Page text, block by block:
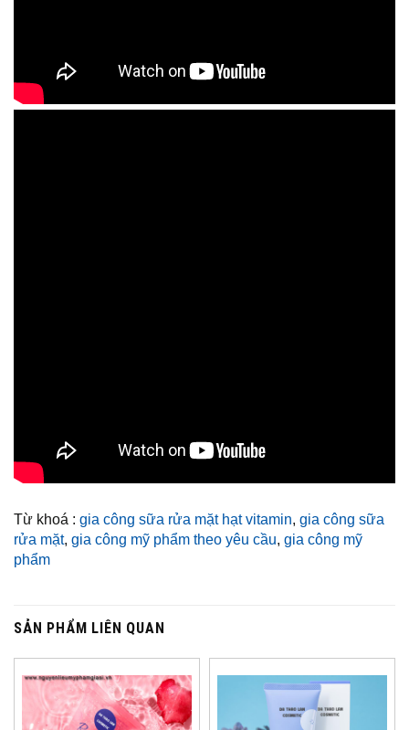
Từ khoá : gia công sữa rửa mặt hạt vitamin, gia công sữa
rửa mặt, gia công mỹ phẩm theo yêu cầu, gia công mỹ
phẩm
SẢN PHẨM LIÊN QUAN